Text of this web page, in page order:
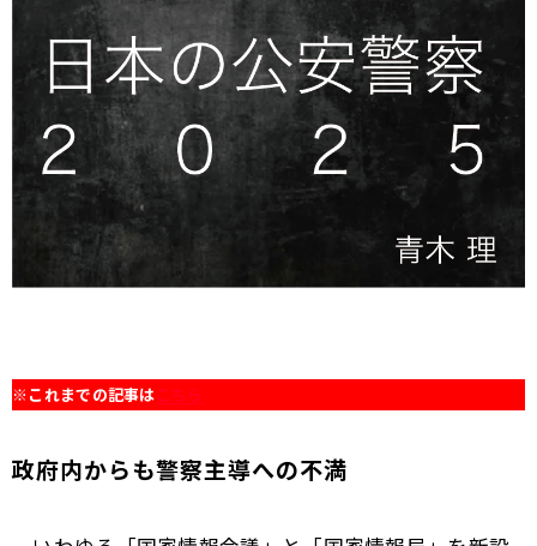
※ これまでの記事はこちら
政府内からも警察主導への不満